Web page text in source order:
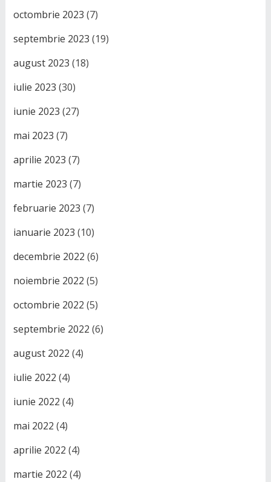
octombrie 2023 (7)
septembrie 2023 (19)
august 2023 (18)
iulie 2023 (30)
iunie 2023 (27)
mai 2023 (7)
aprilie 2023 (7)
martie 2023 (7)
februarie 2023 (7)
ianuarie 2023 (10)
decembrie 2022 (6)
noiembrie 2022 (5)
octombrie 2022 (5)
septembrie 2022 (6)
august 2022 (4)
iulie 2022 (4)
iunie 2022 (4)
mai 2022 (4)
aprilie 2022 (4)
martie 2022 (4)